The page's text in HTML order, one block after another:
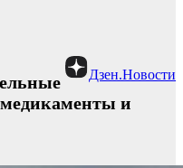
Дзен.Новости
медикаменты и